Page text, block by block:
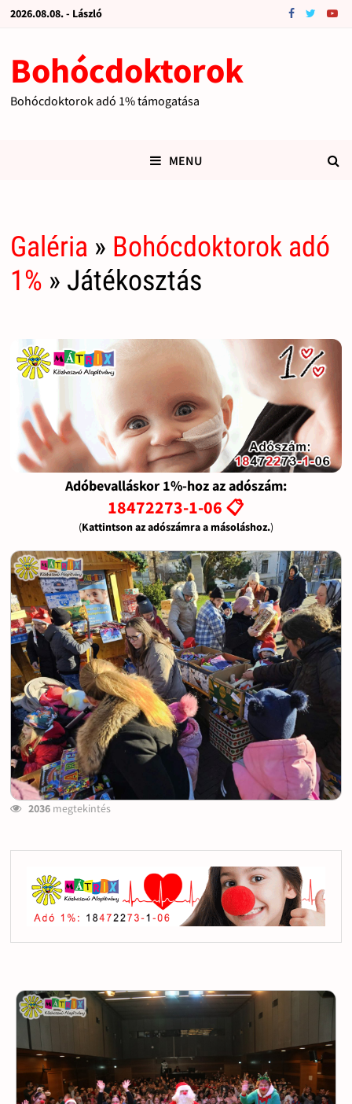
2026.08.08. - László
Bohócdoktorok
Bohócdoktorok adó 1% támogatása
MENU
Galéria » Bohócdoktorok adó
1% » Játékosztás
Adóbevalláskor 1%-hoz az adószám:
18472273-1-06 📋
(Kattintson az adószámra a másoláshoz.)
2036megtekintés